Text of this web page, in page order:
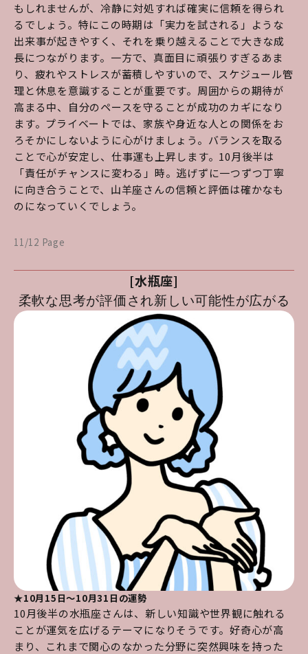
もしれませんが、冷静に対処すれば確実に信頼を得られ
るでしょう。特にこの時期は「実力を試される」ような
出来事が起きやすく、それを乗り越えることで大きな成
長につながります。一方で、真面目に頑張りすぎるあま
り、疲れやストレスが蓄積しやすいので、スケジュール管
理と休息を意識することが重要です。周囲からの期待が
高まる中、自分のペースを守ることが成功のカギになり
ます。プライベートでは、家族や身近な人との関係をお
ろそかにしないように心がけましょう。バランスを取る
ことで心が安定し、仕事運も上昇します。10月後半は
「責任がチャンスに変わる」時。逃げずに一つずつ丁寧
に向き合うことで、山羊座さんの信頼と評価は確かなも
のになっていくでしょう。
11/12 Page
[水瓶座]
柔軟な思考が評価され新しい可能性が広がる
★10月15日～10月31日の運勢
10月後半の水瓶座さんは、新しい知識や世界観に触れる
ことが運気を広げるテーマになりそうです。好奇心が高
まり、これまで関心のなかった分野に突然興味を持った